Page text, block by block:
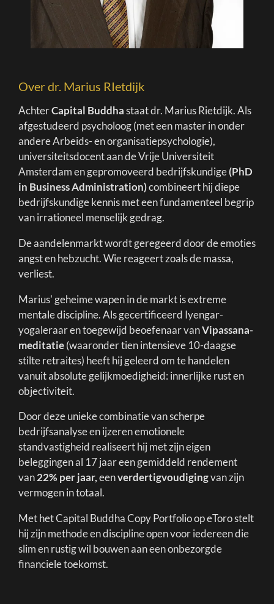
Over dr. Marius RIetdijk
AchterCapital Buddha staat dr. Marius Rietdijk. Als
afgestudeerd psycholoog (met een master in onder
andere Arbeids- en organisatiepsychologie),
universiteitsdocent aan de Vrije Universiteit
Amsterdam en gepromoveerd bedrijfskundige (PhD
in Business Administration)combineert hij diepe
bedrijfskundige kennis met een fundamenteel begrip
van irrationeel menselijk gedrag.
De aandelenmarkt wordt geregeerd door de emoties
angst en hebzucht. Wie reageert zoals de massa,
verliest.
Marius' geheime wapen in de markt is extreme
mentale discipline. Als gecertificeerd Iyengar-
yogaleraar en toegewijd beoefenaar vanVipassana-
meditatie (waaronder tien intensieve 10-daagse
stilte retraites) heeft hij geleerd om te handelen
vanuit absolute gelijkmoedigheid: innerlijke rust en
objectiviteit.
Door deze unieke combinatie van scherpe
bedrijfsanalyse en ijzeren emotionele
standvastigheid realiseert hij met zijn eigen
beleggingen al 17 jaar een gemiddeld rendement
van22% per jaar,eenverdertigvoudigingvan zijn
vermogen in totaal.
Met het Capital Buddha Copy Portfolio op eToro stelt
hij zijn methode en discipline open voor iedereen die
slim en rustig wil bouwen aan een onbezorgde
financiele toekomst.